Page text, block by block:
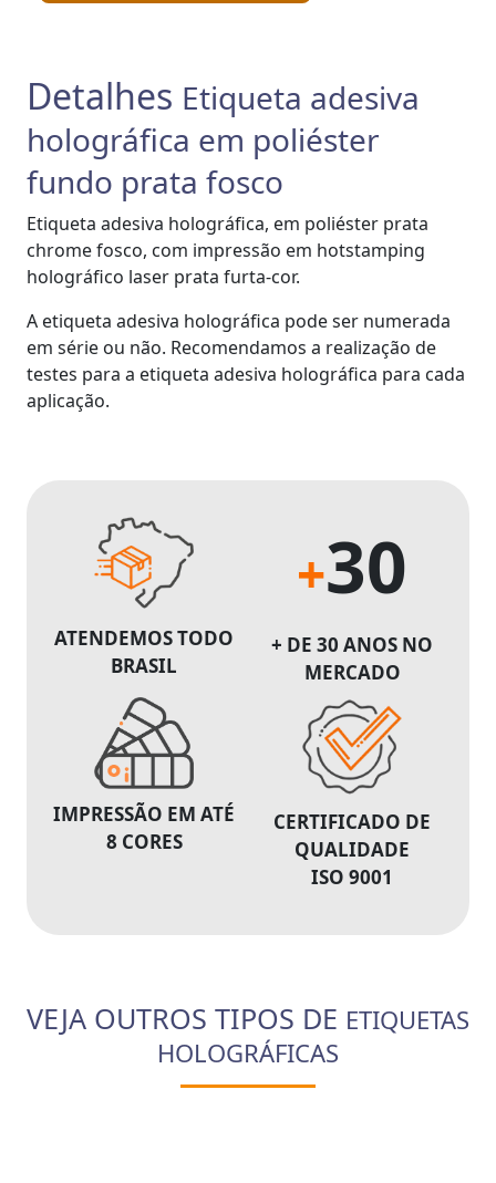
Detalhes Etiqueta adesiva
holográfica em poliéster
fundo prata fosco
Etiqueta adesiva holográfica, em poliéster prata
chrome fosco, com impressão em hotstamping
holográfico laser prata furta-cor.
A etiqueta adesiva holográfica pode ser numerada
em série ou não. Recomendamos a realização de
testes para a etiqueta adesiva holográfica para cada
aplicação.
ATENDEMOS TODO
BRASIL
+30
+ DE 30 ANOS NO
MERCADO
IMPRESSÃO EM ATÉ
8 CORES
CERTIFICADO DE
QUALIDADE
ISO 9001
VEJA OUTROS TIPOS DE ETIQUETAS
HOLOGRÁFICAS